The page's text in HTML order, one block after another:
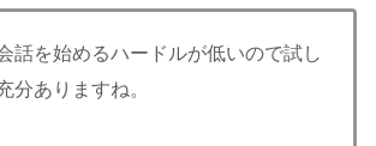
話を始めるハードルが低いので試し
分ありますね。